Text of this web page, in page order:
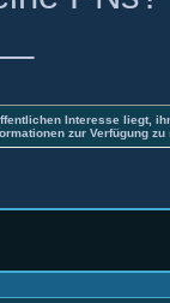
Interesse liegt,
zur Verfügung zu